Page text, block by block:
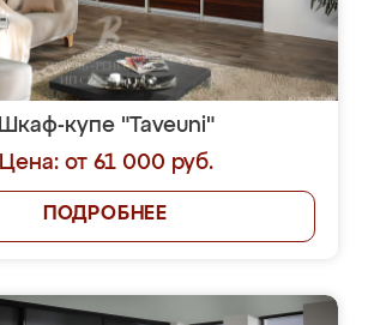
Шкаф-купе "Taveuni"
Цена: от 61 000 руб.
ПОДРОБНЕЕ